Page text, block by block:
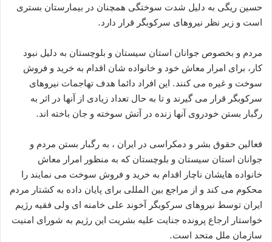
حسین ریگی به دلیل شدت سوختگی همچنان در بیمارستان بستری
است و زیر نظر نیروهای سرکوبگر قرار دارد.
مردم و بخصوص جوانان استان سیستان و بلوچستان به دلیل نبود
کار، برای امرار معاش خود و خانواده شان اقدام به خرید و فروش
سوخت و غیره می کنند. این افراد دائما هدف تهاجمات نیروهای
سرکوبگر قرار می گیرند و تا به حال تعداد زیادی از آنها در اثر به
رگبار بستن خودروی آنها زنده در آتش سوخته و جان باخته اند.
فعالین حقوق بشر و دمکراسی در ایران ، به رگبار بستن مردم و
جوانان استان سیستان و بلوچستان که به منظور امرار معاش
خانواده هایشان ناچار اقدام به خرید و فروش سوخت می نمایند را
محکوم می کند و از مراجع بین المللی برای پایان داده به کشتار مردم
ایران توسط نیروهای سرکوبگر آخوند علی خامنه ای ولی فقیه رژیم
خواستار ارجاع پرونده جنایت علیه بشریت این رژیم به شورای امنیت
سازمان ملل متحد است.